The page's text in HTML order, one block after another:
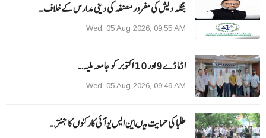
بنگلہ دیش کی مفرور مصنفہ کی دینی مدارس کے خلاف…
Wed, 05 Aug 2026, 09:55 AM
ا ڈما ڈے 9 اور 10 اکتوبر کو جامعہ ملیہ…
Wed, 05 Aug 2026, 09:49 AM
طلبا کی حمایت میںاین ایس یو آئی کارکنوں کا جنتر…